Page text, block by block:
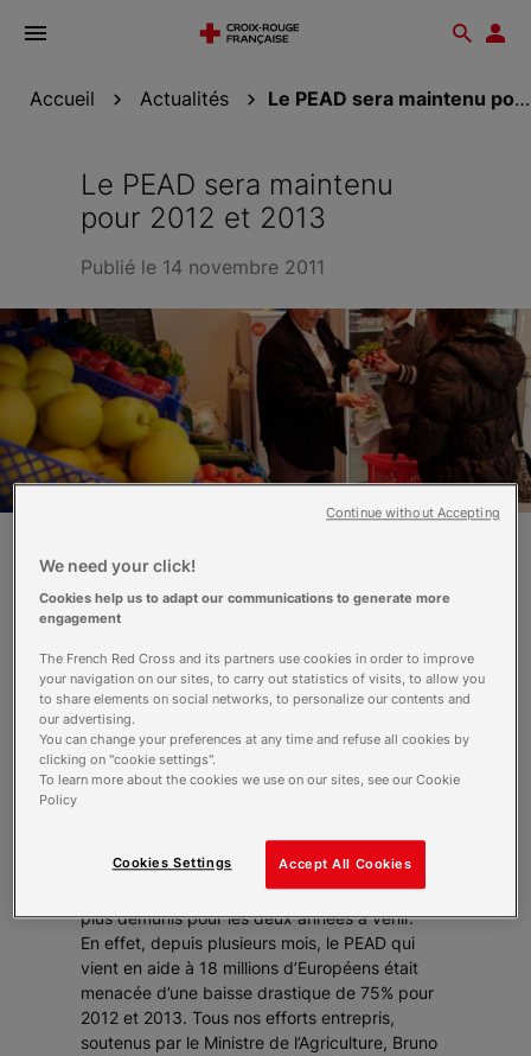
Ouvrir
Accueil Actualités Le PEAD sera maintenu pour 2012 et 2013
Le PEAD sera maintenu
pour 2012 et 2013
Publié le 14 novembre 2011
Les ministres européens, notamment la
Ministre allemande, Madame Ilse Aigner,
crédits budgétaires du PEAD pendant
les deux prochaines années, évitant de
justesse, à l’Europe une crise
humanitaire.
Les associations françaises d’aide alimentaire
agissent au quotidien saluent la décision du
conseil des ministres de l’agriculture qui vient
de sauver le Programme européen d’aide aux
plus démunis pour les deux années à venir.
En effet, depuis plusieurs mois, le PEAD qui
vient en aide à 18 millions d’Européens était
menacée d’une baisse drastique de 75% pour
2012 et 2013. Tous nos efforts entrepris,
soutenus par le Ministre de l’Agriculture, Bruno
We need your click!
Cookies help us to adapt our communications to generate more
engagement
The French Red Cross and its partners use cookies in order to improve
your navigation on our sites, to carry out statistics of visits, to allow you
to share elements on social networks, to personalize our contents and
our advertising.
You can change your preferences at any time and refuse all cookies by
clicking on "cookie settings".
To learn more about the cookies we use on our sites, see our Cookie
Policy
Accept All Cookies
Cookies Settings
Continue without Accepting